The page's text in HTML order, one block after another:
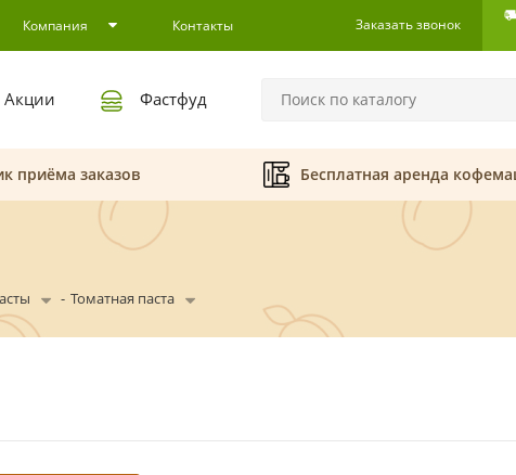
Компания Контакты Заказать звонок
Акции Фастфуд
приёма заказов Бесплатная аренда
- Томатная паста